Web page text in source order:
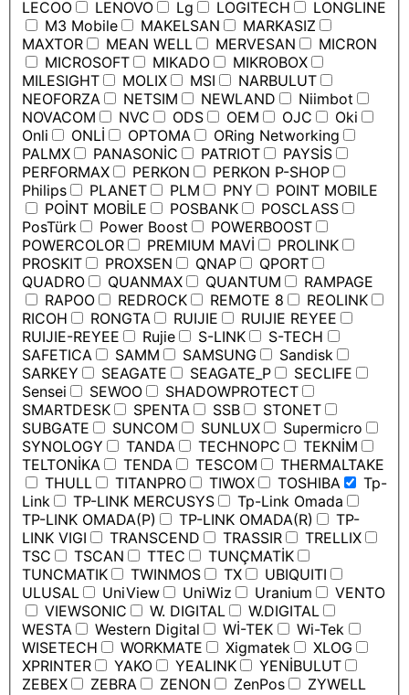
LECOO
LENOVO Lg LOGITECH
LONGLINE
M3 Mobile
MAKELSAN
MARKASIZ
MAXTOR
MEAN WELL MERVESAN
MICRON
MICROSOFT
MIKADO
MIKROBOX
MILESIGHT
MOLIX MSI
NARBULUT
NEOFORZA
NETSIM NEWLAND
Niimbot
NOVACOM
NVC ODS OEM OJC
Oki
Onli
ONLİ OPTOMA
ORing Networking
PALMX
PANASONİC PATRIOT
PAYSİS
PERFORMAX
PERKON
PERKON P-SHOP
Philips
PLANET PLM PNY
POINT MOBILE
POİNT MOBİLE
POSBANK
POSCLASS
PosTürk
Power Boost
POWERBOOST
POWERCOLOR
PREMIUM MAVİ
PROLINK
PROSKIT
PROXSEN QNAP
QPORT
QUADRO
QUANMAX QUANTUM
RAMPAGE
RAPOO
REDROCK REMOTE 8
REOLINK
RICOH
RONGTA RUIJIE
RUIJIE REYEE
RUIJIE-REYEE
Rujie S-LINK
S-TECH
SAFETICA
SAMM SAMSUNG
Sandisk
SARKEY
SEAGATE SEAGATE_P
SECLIFE
Sensei
SEWOO
SHADOWPROTECT
SMARTDESK
SPENTA SSB
STONET
SUBGATE
SUNCOM SUNLUX
Supermicro
SYNOLOGY
TANDA TECHNOPC
TEKNİM
TELTONİKA
TENDA TESCOM
THERMALTAKE
THULL
TITANPRO TIWOX TOSHIBA
Tp-
Link
TP-LINK MERCUSYS
Tp-Link Omada
TP-LINK OMADA(P)
TP-LINK OMADA(R)
TP-
LINK VIGI
TRANSCEND TRASSIR
TRELLIX
TSC
TSCAN TTEC
TUNÇMATİK
TUNCMATIK
TWINMOS TX
UBIQUITI
ULUSAL
UniView UniWiz Uranium
VENTO
VIEWSONIC
W. DIGITAL
W.DIGITAL
WESTA
Western Digital Wİ-TEK
Wi-Tek
WISETECH
WORKMATE Xigmatek
XLOG
XPRINTER
YAKO YEALINK
YENİBULUT
ZEBEX
ZEBRA ZENON ZenPos ZYWELL